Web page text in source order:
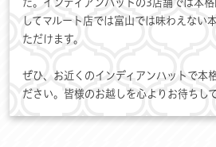
してマルート店では富山では味わえない
ただけます。
ぜひ、お近くのインディアンハットで本
ださい。皆様のお越しを心よりお待ちし